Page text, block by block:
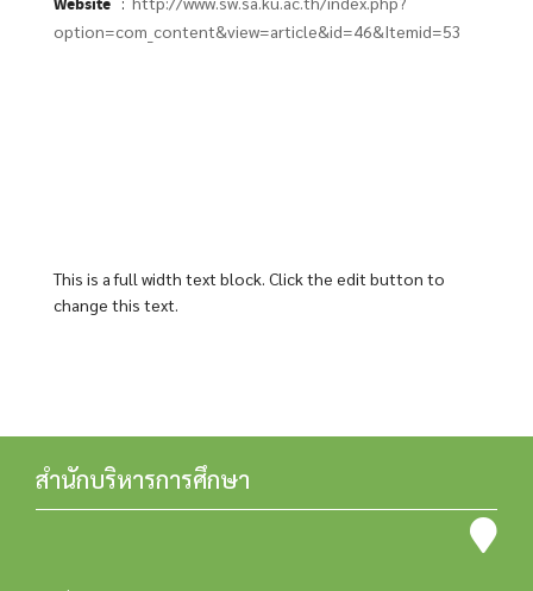
Website
option=com_content&view=article&id=46&Itemid=53
This is a full width text block. Click the edit button to
change this text.
สำนักบริหารการศึกษา